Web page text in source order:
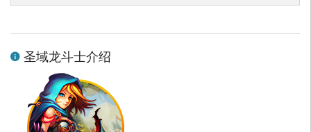
圣域龙斗士介绍